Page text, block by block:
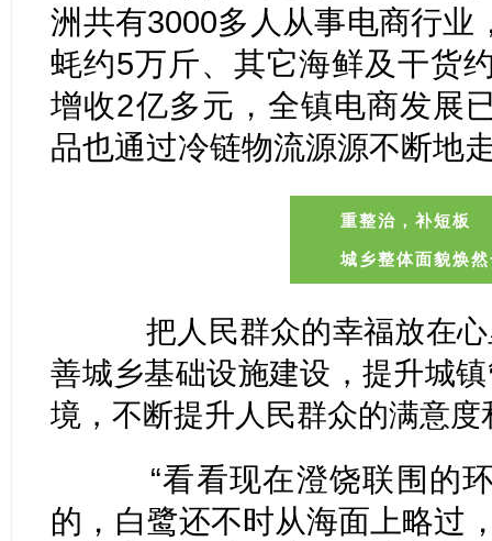
洲共有3000多人从事电商行业
蚝约5万斤、其它海鲜及干货
增收2亿多元，全镇电商发展
品也通过冷链物流源源不断地
重整治，补短板
城乡整体面貌焕
把人民群众的幸福放在心
善城乡基础设施建设，提升城
境，不断提升人民群众的满意度
“看看现在澄饶联围的环
的，白鹭还不时从海面上略过